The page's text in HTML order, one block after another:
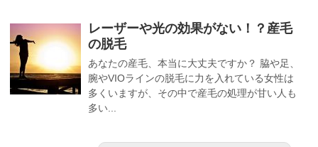
レーザーや光の効果がない！？産毛
の脱毛
あなたの産毛、本当に大丈夫ですか？ 脇や足、
腕やVIOラインの脱毛に力を入れている女性は
多くいますが、その中で産毛の処理が甘い人も
多い...